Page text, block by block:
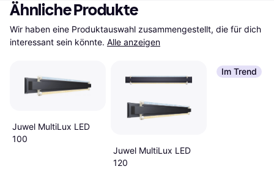
Ähnliche Produkte
Wir haben eine Produktauswahl zusammengestellt, die für dich
interessant sein könnte. Alle anzeigen
Juwel MultiLux LED
100
Juwel MultiLux LED
120
Im Trend